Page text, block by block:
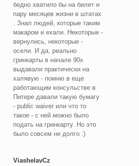
бедно хватило бы на билет и
пару месяцев жизни в штатах
. Знал людей, которые таким
макаром и ехали. Некоторые -
вернулись, некоторые -
осели. И да, реально
гринкарты в начале 90х
выдавали практически на
халявую - помню в еще
работающим консульстве в
Питере давали такую бумагу
- public waiver или что то
такое - с ней можно было
подать на гринкарту. Но это
было совсем не долго :)
ViashelavCz